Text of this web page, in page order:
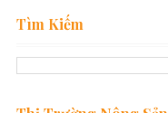
Tìm Kiếm